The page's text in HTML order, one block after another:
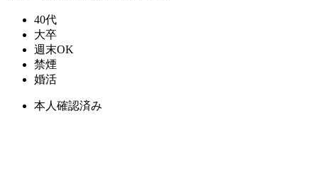
40代
大卒
週末OK
禁煙
婚活
本人確認済み